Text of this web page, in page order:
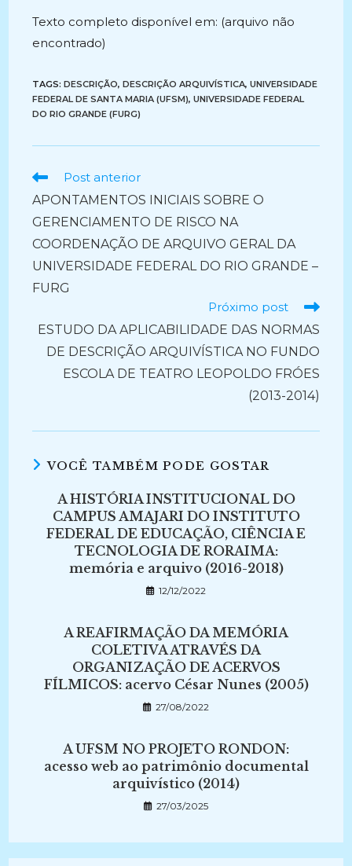
Texto completo disponível em: (arquivo não
encontrado)
TAGS:DESCRIÇÃO, DESCRIÇÃO ARQUIVÍSTICA, UNIVERSIDADE
FEDERAL DE SANTA MARIA (UFSM), UNIVERSIDADE FEDERAL
DO RIO GRANDE (FURG)
Ler
artigos
Post anterior
APONTAMENTOS INICIAIS SOBRE O
GERENCIAMENTO DE RISCO NA
COORDENAÇÃO DE ARQUIVO GERAL DA
UNIVERSIDADE FEDERAL DO RIO GRANDE –
FURG
Próximo post
ESTUDO DA APLICABILIDADE DAS NORMAS
DE DESCRIÇÃO ARQUIVÍSTICA NO FUNDO
ESCOLA DE TEATRO LEOPOLDO FRÓES
(2013-2014)
VOCÊ TAMBÉM PODE GOSTAR
A HISTÓRIA INSTITUCIONAL DO
CAMPUS AMAJARI DO INSTITUTO
FEDERAL DE EDUCAÇÃO, CIÊNCIA E
TECNOLOGIA DE RORAIMA:
memória e arquivo (2016-2018)
12/12/2022
A REAFIRMAÇÃO DA MEMÓRIA
COLETIVA ATRAVÉS DA
ORGANIZAÇÃO DE ACERVOS
FÍLMICOS: acervo César Nunes (2005)
27/08/2022
A UFSM NO PROJETO RONDON:
acesso web ao patrimônio documental
arquivístico (2014)
27/03/2025